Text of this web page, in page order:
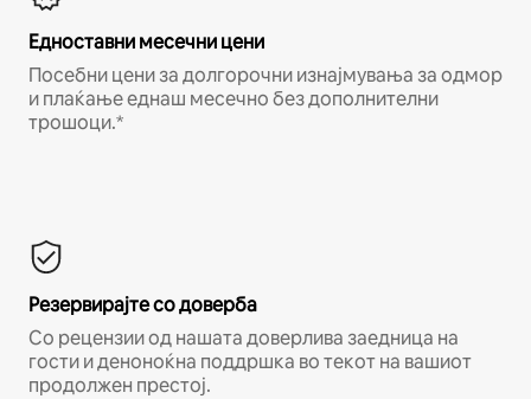
Едноставни месечни цени
Посебни цени за долгорочни изнајмувања за одмор
и плаќање еднаш месечно без дополнителни
трошоци.*
Резервирајте со доверба
Со рецензии од нашата доверлива заедница на
гости и деноноќна поддршка во текот на вашиот
продолжен престој.